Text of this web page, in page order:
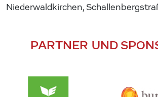
Niederwaldkirchen,
PARTNER UND